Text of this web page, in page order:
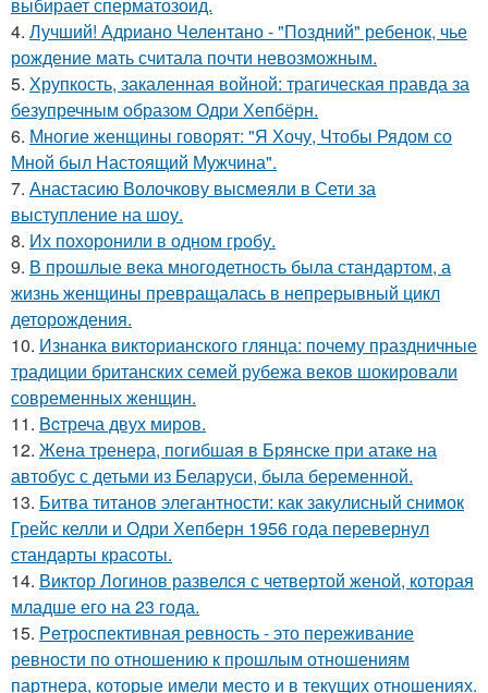
4. Лучший! Адриано Челентано - "Поздний" ребенок, чье
рождение мать считала почти невозможным.
5. Хрупкость, закаленная войной: трагическая правда за
безупречным образом Одри Хепбёрн.
6. Многие женщины говорят: "Я Хочу, Чтобы Рядом со
Мной был Настоящий Мужчина".
7. Анастасию Волочкову высмеяли в Сети за
выступление на шоу.
8. Их похоронили в одном гробу.
9. В прошлые века многодетность была стандартом, а
жизнь женщины превращалась в непрерывный цикл
деторождения.
10. Изнанка викторианского глянца: почему праздничные
традиции британских семей рубежа веков шокировали
современных женщин.
11. Bcтреча двух миров.
12. Жена тренера, погибшая в Брянске при атаке на
автобус с детьми из Беларуси, была беременной.
13. Битва титанов элегантности: как закулисный снимок
Грейс келли и Одри Хепберн 1956 года перевернул
стандарты красоты.
14. Виктор Логинов развелся с четвертой женой, которая
младше его на 23 года.
15. Peтроспективная ревность - это переживание
ревности по отношению к прошлым отношениям
партнера, которые имели место и в текущих отношениях.